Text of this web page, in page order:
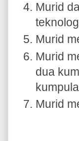
Murid
Murid
Murid
dua
Murid